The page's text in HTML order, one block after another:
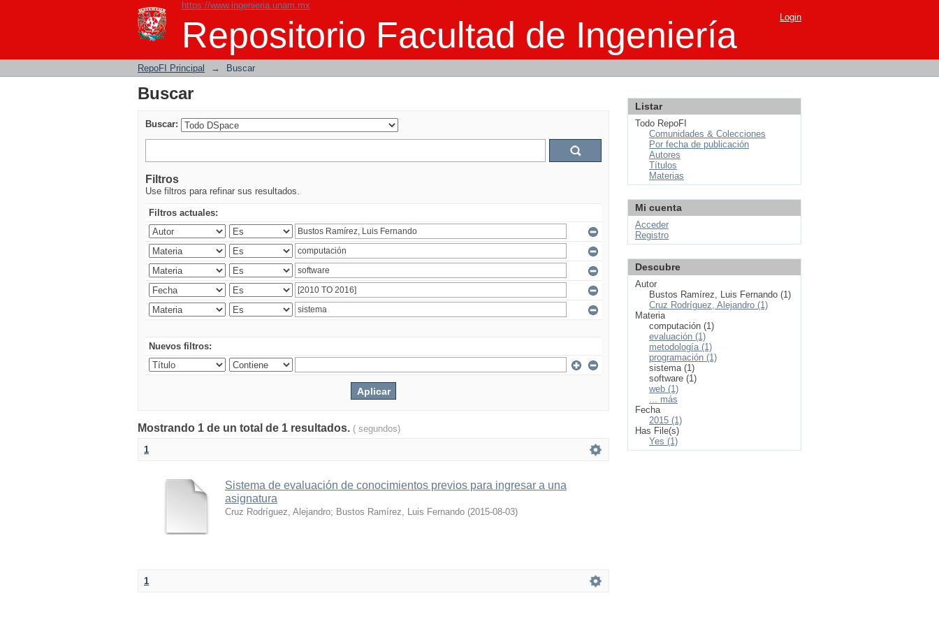
https://www.ingenieria.unam.mx
Repositorio Facultad de Ingeniería
Buscar Login
RepoFI Principal → Buscar
Buscar
Buscar:
Filtros
Use filtros para refinar sus resultados.
Filtros actuales:
Nuevos filtros:
Mostrando 1 de un total de 1 resultados. ( segundos)
1
Sistema de evaluación de conocimientos previos para ingresar a una
asignatura
Cruz Rodríguez, Alejandro; Bustos Ramírez, Luis Fernando (2015-08-03)
1
Listar
Todo RepoFI
Comunidades & Colecciones
Por fecha de publicación
Autores
Títulos
Materias
Mi cuenta
Acceder
Registro
Descubre
Autor
Bustos Ramírez, Luis Fernando (1)
Cruz Rodríguez, Alejandro (1)
Materia
computación (1)
evaluación (1)
metodología (1)
programación (1)
sistema (1)
software (1)
web (1)
... más
Fecha
2015 (1)
Has File(s)
Yes (1)